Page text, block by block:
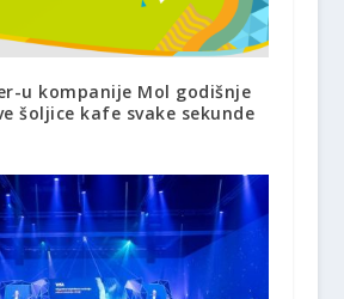
u kompanije Mol godišnje
šoljice kafe svake sekunde